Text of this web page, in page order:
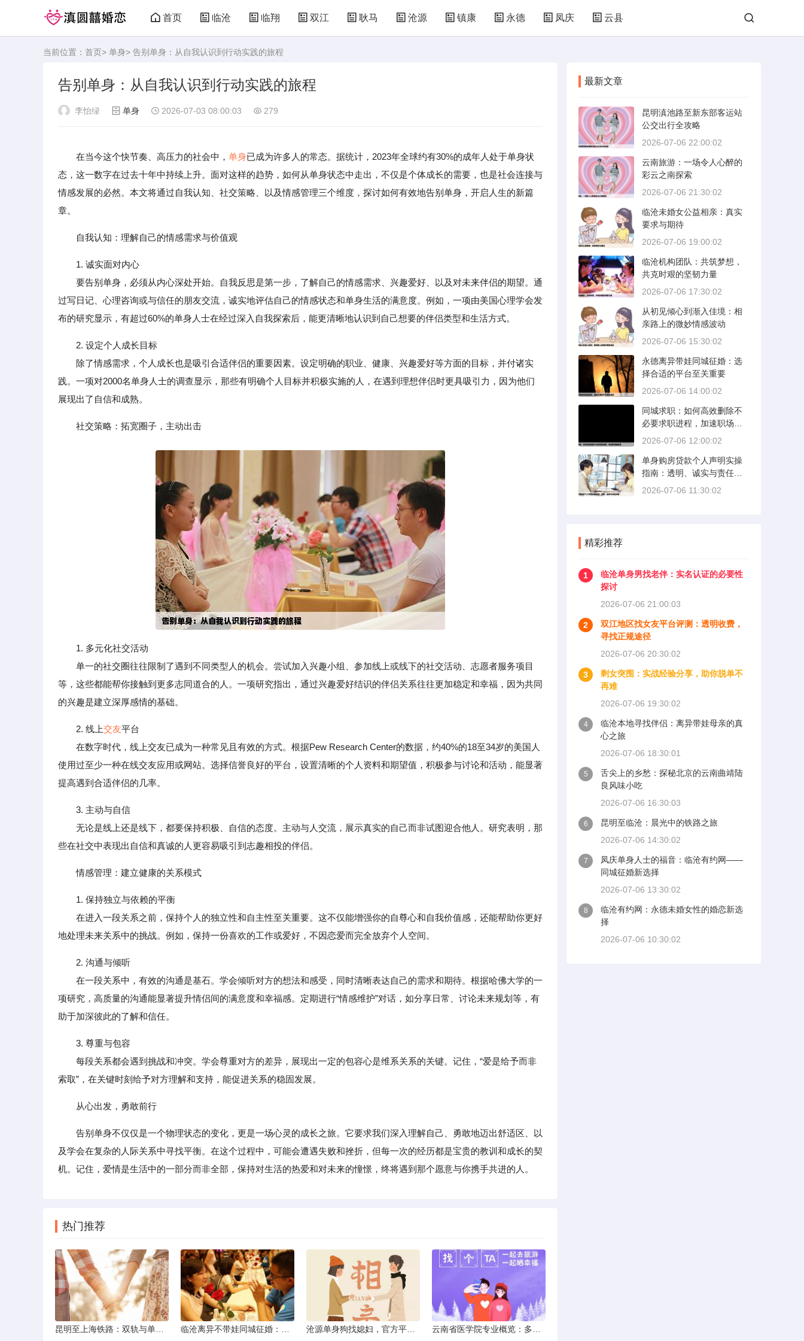
首页 临沧 临翔 双江 耿马 沧源 镇康 永德 凤庆 云县
当前位置： 首页> 单身> 告别单身：从自我认识到行动实践的旅程
告别单身：从自我认识到行动实践的旅程
李怡绿 单身 2026-07-03 08:00:03 279
在当今这个快节奏、高压力的社会中， 单身已成为许多人的常态。据统计，2023年全球约有30%的成年人处于单身状
态，这一数字在过去十年中持续上升。面对这样的趋势，如何从单身状态中走出，不仅是个体成长的需要，也是社会连接与
情感发展的必然。本文将通过自我认知、社交策略、以及情感管理三个维度，探讨如何有效地告别单身，开启人生的新篇
章。
自我认知：理解自己的情感需求与价值观
1. 诚实面对内心
要告别单身，必须从内心深处开始。自我反思是第一步，了解自己的情感需求、兴趣爱好、以及对未来伴侣的期望。通
过写日记、心理咨询或与信任的朋友交流，诚实地评估自己的情感状态和单身生活的满意度。例如，一项由美国心理学会发
布的研究显示，有超过60%的单身人士在经过深入自我探索后，能更清晰地认识到自己想要的伴侣类型和生活方式。
2. 设定个人成长目标
除了情感需求，个人成长也是吸引合适伴侣的重要因素。设定明确的职业、健康、兴趣爱好等方面的目标，并付诸实
践。一项对2000名单身人士的调查显示，那些有明确个人目标并积极实施的人，在遇到理想伴侣时更具吸引力，因为他们
展现出了自信和成熟。
社交策略：拓宽圈子，主动出击
1. 多元化社交活动
单一的社交圈往往限制了遇到不同类型人的机会。尝试加入兴趣小组、参加线上或线下的社交活动、志愿者服务项目
等，这些都能帮你接触到更多志同道合的人。一项研究指出，通过兴趣爱好结识的伴侣关系往往更加稳定和幸福，因为共同
的兴趣是建立深厚感情的基础。
2. 线上交友平台
在数字时代，线上交友已成为一种常见且有效的方式。根据Pew Research Center的数据，约40%的18至34岁的美国人
使用过至少一种在线交友应用或网站。选择信誉良好的平台，设置清晰的个人资料和期望值，积极参与讨论和活动，能显著
提高遇到合适伴侣的几率。
3. 主动与自信
无论是线上还是线下，都要保持积极、自信的态度。主动与人交流，展示真实的自己而非试图迎合他人。研究表明，那
些在社交中表现出自信和真诚的人更容易吸引到志趣相投的伴侣。
情感管理：建立健康的关系模式
1. 保持独立与依赖的平衡
在进入一段关系之前，保持个人的独立性和自主性至关重要。这不仅能增强你的自尊心和自我价值感，还能帮助你更好
地处理未来关系中的挑战。例如，保持一份喜欢的工作或爱好，不因恋爱而完全放弃个人空间。
2. 沟通与倾听
在一段关系中，有效的沟通是基石。学会倾听对方的想法和感受，同时清晰表达自己的需求和期待。根据哈佛大学的一
项研究，高质量的沟通能显著提升情侣间的满意度和幸福感。定期进行“情感维护”对话，如分享日常、讨论未来规划等，有
助于加深彼此的了解和信任。
3. 尊重与包容
每段关系都会遇到挑战和冲突。学会尊重对方的差异，展现出一定的包容心是维系关系的关键。记住，“爱是给予而非
索取”，在关键时刻给予对方理解和支持，能促进关系的稳固发展。
从心出发，勇敢前行
告别单身不仅仅是一个物理状态的变化，更是一场心灵的成长之旅。它要求我们深入理解自己、勇敢地迈出舒适区、以
及学会在复杂的人际关系中寻找平衡。在这个过程中，可能会遭遇失败和挫折，但每一次的经历都是宝贵的教训和成长的契
机。记住，爱情是生活中的一部分而非全部，保持对生活的热爱和对未来的憧憬，终将遇到那个愿意与你携手共进的人。
热门推荐
最新文章
昆明滇池路至新东部客运站
公交出行全攻略
2026-07-06 22:00:02
云南旅游：一场令人心醉的
彩云之南探索
2026-07-06 21:30:02
临沧未婚女公益相亲：真实
要求与期待
2026-07-06 19:00:02
临沧机构团队：共筑梦想，
共克时艰的坚韧力量
2026-07-06 17:30:02
从初见倾心到渐入佳境：相
亲路上的微妙情感波动
2026-07-06 15:30:02
永德离异带娃同城征婚：选
择合适的平台至关重要
2026-07-06 14:00:02
同城求职：如何高效删除不
必要求职进程，加速职场新
旅程
2026-07-06 12:00:02
单身购房贷款个人声明实操
指南：透明、诚实与责任并
重
2026-07-06 11:30:02
精彩推荐
1
临沧单身男找老伴：实名认证的必要性
探讨
2026-07-06 21:00:03
2
双江地区找女友平台评测：透明收费，
寻找正规途径
2026-07-06 20:30:02
3
剩女突围：实战经验分享，助你脱单不
再难
2026-07-06 19:30:02
4
临沧本地寻找伴侣：离异带娃母亲的真
心之旅
2026-07-06 18:30:01
5
舌尖上的乡愁：探秘北京的云南曲靖陆
良风味小吃
2026-07-06 16:30:03
6
昆明至临沧：晨光中的铁路之旅
2026-07-06 14:30:02
7
凤庆单身人士的福音：临沧有约网——
同城征婚新选择
2026-07-06 13:30:02
8
临沧有约网：永德未婚女性的婚恋新选
择
2026-07-06 10:30:02